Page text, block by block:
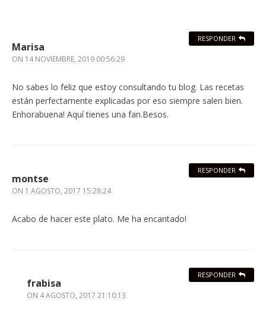
Marisa
ON 14 NOVIEMBRE, 2019 00:56:29
No sabes lo feliz que estoy consultando tu blog. Las recetas
están perfectamente explicadas por eso siempre salen bien.
Enhorabuena! Aquí tienes una fan.Besos.
RESPONDER
montse
ON 1 AGOSTO, 2017 15:28:24
Acabo de hacer este plato. Me ha encantado!
RESPONDER
frabisa
ON 4 AGOSTO, 2017 21:10:13
RESPONDER